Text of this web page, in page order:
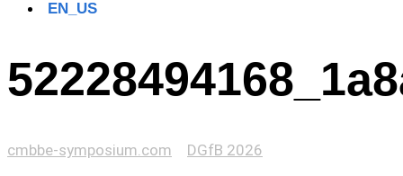
cmbbe-symposium.com DGfB 2026